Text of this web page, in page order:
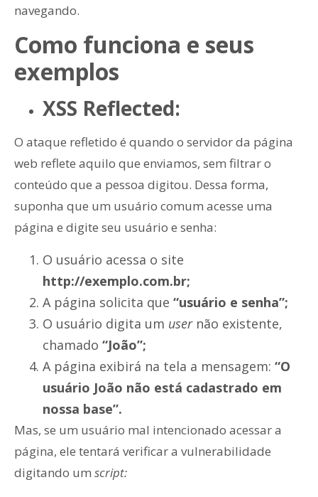
navegando.
Como funciona e seus
exemplos
XSS Reflected:
O ataque refletido é quando o servidor da página
web reflete aquilo que enviamos, sem filtrar o
conteúdo que a pessoa digitou. Dessa forma,
suponha que um usuário comum acesse uma
página e digite seu usuário e senha:
O usuário acessa o site
http://exemplo.com.br;
A página solicita que “usuário e senha”;
O usuário digita um usernão existente,
chamado “João”;
A página exibirá na tela a mensagem: “O
usuário João não está cadastrado em
nossa base”.
Mas, se um usuário mal intencionado acessar a
página, ele tentará verificar a vulnerabilidade
digitando um script: